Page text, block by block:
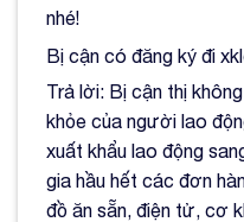
nhé!
Bị cận có đăng ký đi
Trả lời: Bị cận thị
khỏe của người lao
xuất khẩu lao động
gia hầu hết các đơn
đồ ăn sẵn, điện tử, cơ